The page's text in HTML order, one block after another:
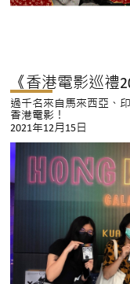
《香港電影巡禮
過千名來自馬來西亞、
香港電影！
2021年12月15日